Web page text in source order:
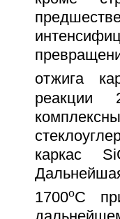
отжига
реакции
каркас
1700oC